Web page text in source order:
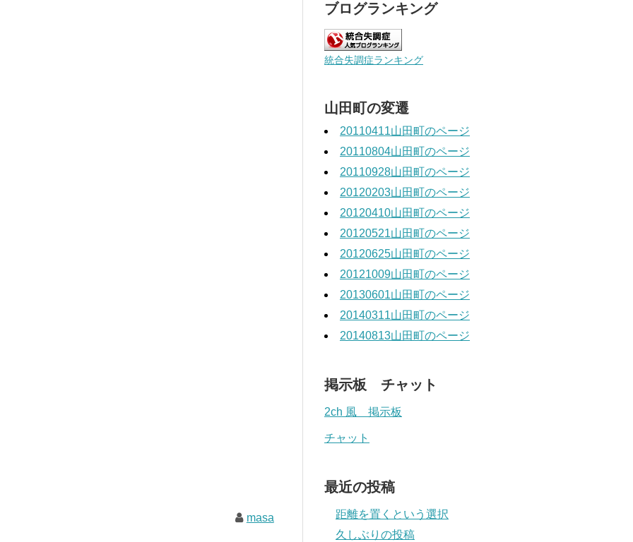
masa
ブログランキング
統合失調症ランキング
山田町の変遷
20110411山田町のページ
20110804山田町のページ
20110928山田町のページ
20120203山田町のページ
20120410山田町のページ
20120521山田町のページ
20120625山田町のページ
20121009山田町のページ
20130601山田町のページ
20140311山田町のページ
20140813山田町のページ
掲示板 チャット
2ch 風 掲示板
チャット
最近の投稿
距離を置くという選択
久しぶりの投稿